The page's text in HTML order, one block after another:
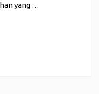
yang …